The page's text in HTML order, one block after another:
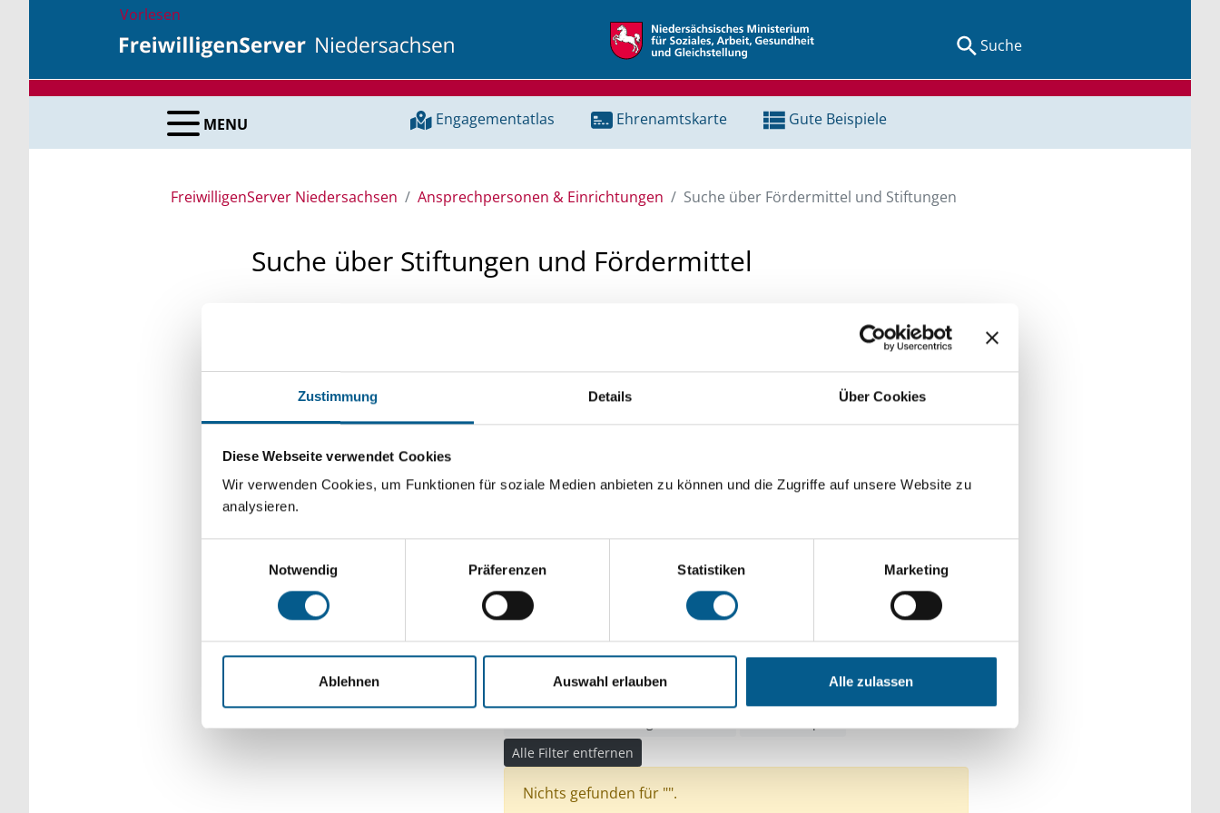
Zustimmung Details Über Cookies
Diese Webseite verwendet Cookies
Wir verwenden Cookies, um Funktionen für soziale Medien anbieten zu können und die Zugriffe auf unsere Website zu
analysieren.
Notwendig
Präferenzen Statistiken Marketing
Ablehnen Auswahl erlauben Alle zulassen
Vorlesen
Suche
MENU Engagementatlas Ehrenamtskarte Gute Beispiele
FreiwilligenServer Niedersachsen Ansprechpersonen & Einrichtungen Suche über Fördermittel und Stiftungen
Suche über Stiftungen und Fördermittel
unsere Fördermitteldatenbank und Stiftungsdatenbank recherchieren. Bei der Suche bitte die Groß- und
Kleinschreibung beachten.
verfeinert werden.
Aktive Filter:
Themen: Kirchliche Zwecke
Themen: Seniorinnen, Senioren & Pflege
Themen: Kinder, Jugendliche & Familie
Themen: Politische Bildung & Demokratie
Alle Filter entfernen
Nichts gefunden für "".